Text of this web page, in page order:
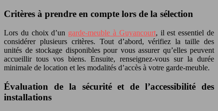
Critères à prendre en compte lors de la sélection
Lors du choix d’un garde-meuble à Guyancourt, il est essentiel de
considérer plusieurs critères. Tout d’abord, vérifiez la taille des
unités de stockage disponibles pour vous assurer qu’elles peuvent
accueillir tous vos biens. Ensuite, renseignez-vous sur la durée
minimale de location et les modalités d’accès à votre garde-meuble.
Évaluation de la sécurité et de l’accessibilité des
installations